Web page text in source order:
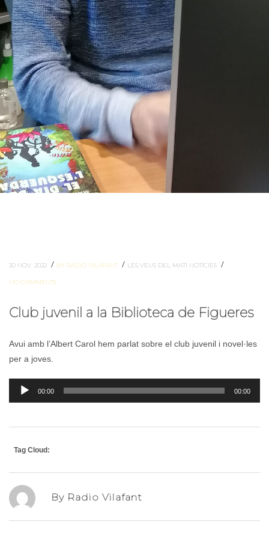
30 NOV. 2022 / BY RADIO VILAFANT / LES VEUS DEL MATÍ NOTÍCIES /
NO COMMENTS
Club juvenil a la Biblioteca de Figueres
Avui amb l’Albert Carol hem parlat sobre el club juvenil i novel·les
per a joves.
Reproductor
d'àudio
00:00 00:00
Tag Cloud:
By Radio Vilafant